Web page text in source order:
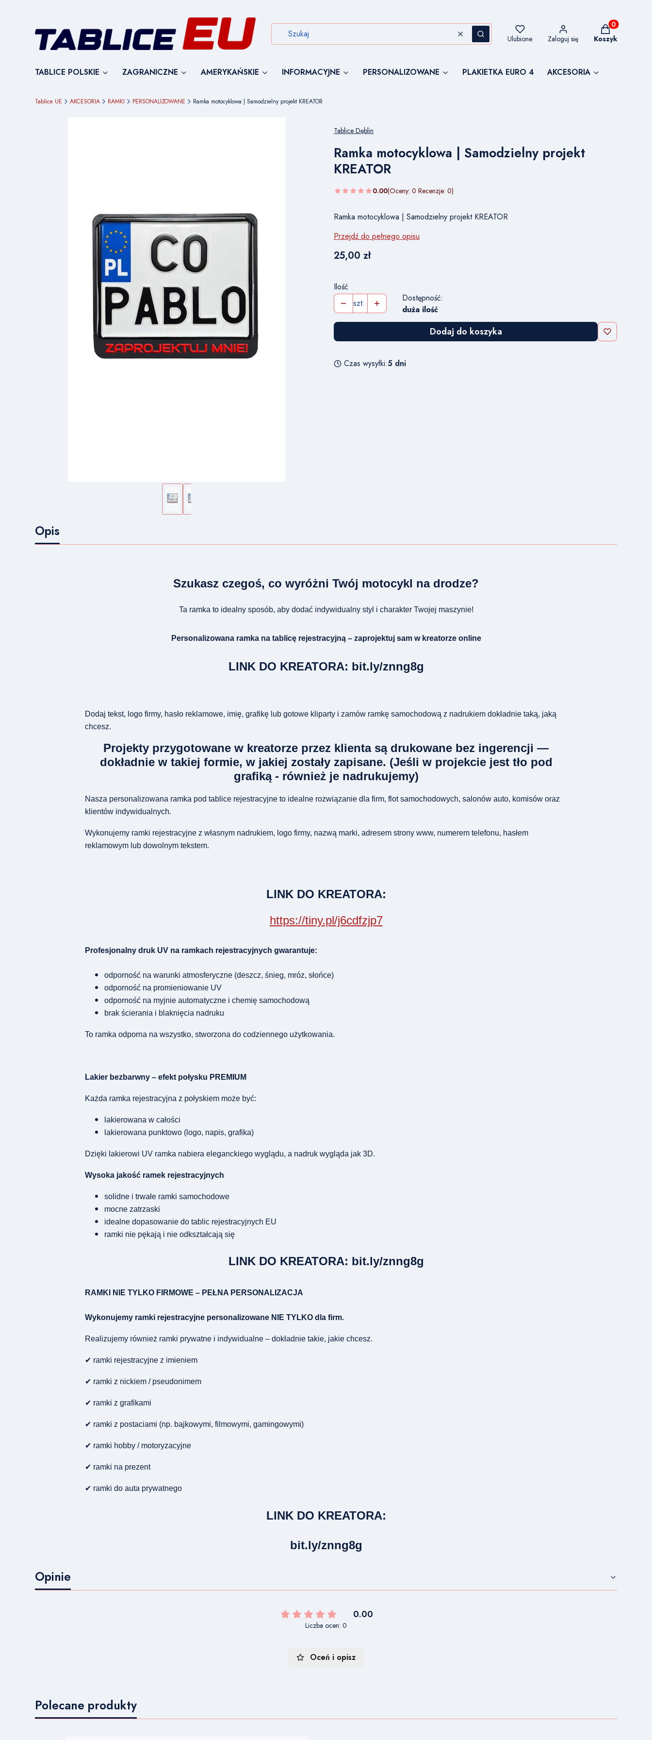
WyczyśćSzukaj Ulubione Zaloguj się
Produkty w
Koszyk
TABLICE POLSKIE ZAGRANICZNE AMERYKAŃSKIE INFORMACYJNE PERSONALIZOWANE PLAKIETKA EURO 4 AKCESORIA
Tablice UE AKCESORIA RAMKI PERSONALIZOWANE Ramka motocyklowa | Samodzielny projekt KREATOR
Tablice Dęblin
Ramka motocyklowa | Samodzielny projekt
KREATOR
0.00(Oceny: 0 Recenzje: 0)
Ramka motocyklowa | Samodzielny projekt KREATOR
Przejdź do pełnego opisu
Cena
25,00 zł
Ilość
szt.
Dostępność:
duża ilość
Dodaj do koszyka
Czas wysyłki:5 dni
Opis
Szukasz czegoś, co wyróżni Twój motocykl na drodze?
Ta ramka to idealny sposób, aby dodać indywidualny styl i charakter Twojej maszynie!
Personalizowana ramka na tablicę rejestracyjną – zaprojektuj sam w kreatorze online
LINK DO KREATORA: bit.ly/znng8g
Dodaj tekst, logo firmy, hasło reklamowe, imię, grafikę lub gotowe kliparty i zamów ramkę samochodową z nadrukiem dokładnie taką, jaką
chcesz.
Projekty przygotowane w kreatorze przez klienta są drukowane bez ingerencji —
dokładnie w takiej formie, w jakiej zostały zapisane. (Jeśli w projekcie jest tło pod
grafiką - również je nadrukujemy)
Nasza personalizowana ramka pod tablice rejestracyjne to idealne rozwiązanie dla firm, flot samochodowych, salonów auto, komisów oraz
klientów indywidualnych.
Wykonujemy ramki rejestracyjne z własnym nadrukiem, logo firmy, nazwą marki, adresem strony www, numerem telefonu, hasłem
reklamowym lub dowolnym tekstem.
LINK DO KREATORA:
https://tiny.pl/j6cdfzjp7
Profesjonalny druk UV na ramkach rejestracyjnych gwarantuje:
odporność na warunki atmosferyczne (deszcz, śnieg, mróz, słońce)
odporność na promieniowanie UV
odporność na myjnie automatyczne i chemię samochodową
brak ścierania i blaknięcia nadruku
To ramka odporna na wszystko, stworzona do codziennego użytkowania.
Lakier bezbarwny – efekt połysku PREMIUM
Każda ramka rejestracyjna z połyskiem może być:
lakierowana w całości
lakierowana punktowo (logo, napis, grafika)
Dzięki lakierowi UV ramka nabiera eleganckiego wyglądu, a nadruk wygląda jak 3D.
Wysoka jakość ramek rejestracyjnych
solidne i trwałe ramki samochodowe
mocne zatrzaski
idealne dopasowanie do tablic rejestracyjnych EU
ramki nie pękają i nie odkształcają się
LINK DO KREATORA: bit.ly/znng8g
RAMKI NIE TYLKO FIRMOWE – PEŁNA PERSONALIZACJA
Wykonujemy ramki rejestracyjne personalizowane NIE TYLKO dla firm.
Realizujemy również ramki prywatne i indywidualne – dokładnie takie, jakie chcesz.
✔ ramki rejestracyjne z imieniem
✔ ramki z nickiem / pseudonimem
✔ ramki z grafikami
✔ ramki z postaciami (np. bajkowymi, filmowymi, gamingowymi)
✔ ramki hobby / motoryzacyjne
✔ ramki na prezent
✔ ramki do auta prywatnego
LINK DO KREATORA:
bit.ly/znng8g
Opinie
0.00
Liczba ocen: 0
Oceń i opisz
Polecane produkty